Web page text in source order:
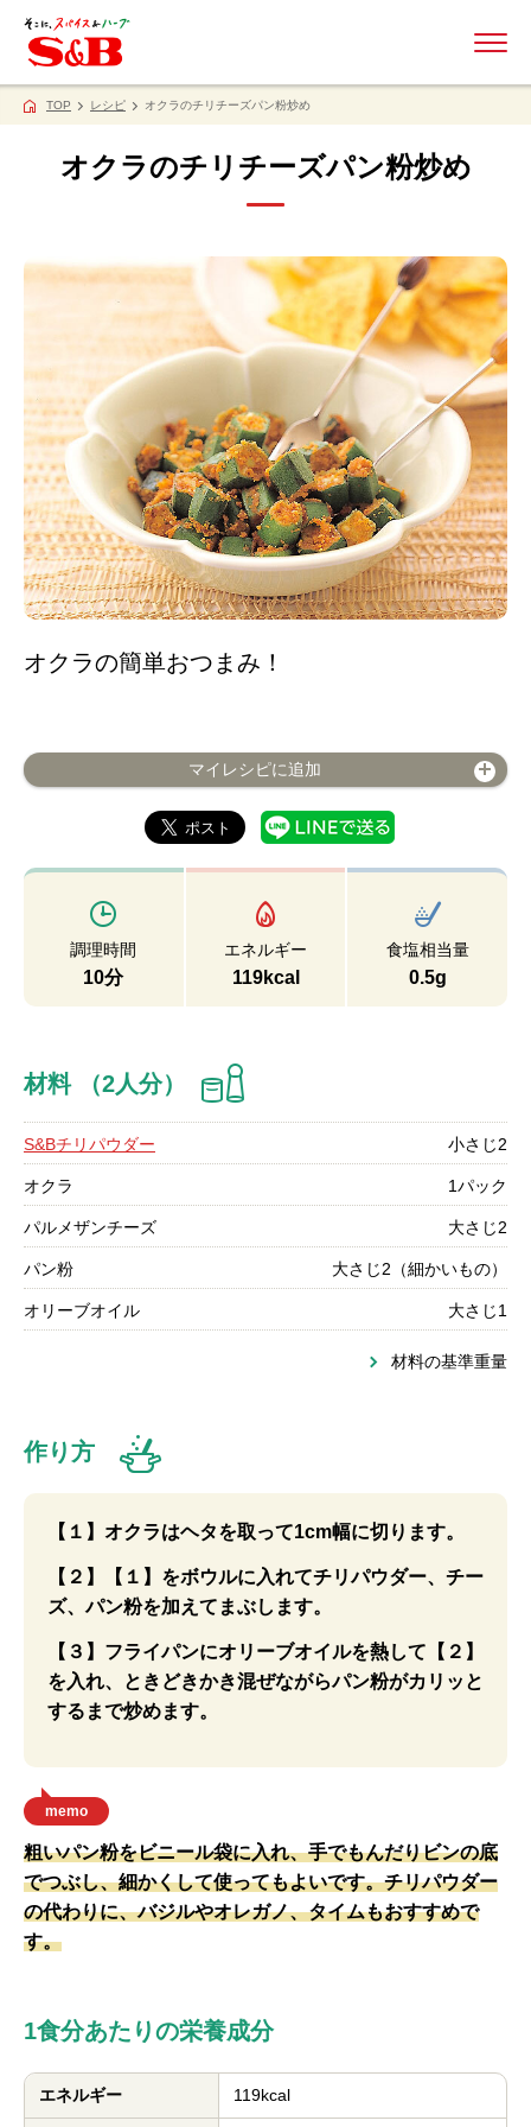
TOP レシピ オクラのチリチーズパン粉炒め
オクラのチリチーズパン粉炒め
オクラの簡単おつまみ！
マイレシピに追加
調理時間
10分
エネルギー
119kcal
食塩相当量
0.5g
材料 （2人分）
S&Bチリパウダー 小さじ2
オクラ 1パック
パルメザンチーズ 大さじ2
パン粉 大さじ2（細かいもの）
オリーブオイル 大さじ1
材料の基準重量
作り方
【１】オクラはヘタを取って1cm幅に切ります。
【２】【１】をボウルに入れてチリパウダー、チー
ズ、パン粉を加えてまぶします。
【３】フライパンにオリーブオイルを熱して【２】
を入れ、ときどきかき混ぜながらパン粉がカリッと
するまで炒めます。
memo
粗いパン粉をビニール袋に入れ、手でもんだりビンの底
でつぶし、細かくして使ってもよいです。チリパウダー
の代わりに、バジルやオレガノ、タイムもおすすめで
す。
1食分あたりの栄養成分
エネルギー 119kcal